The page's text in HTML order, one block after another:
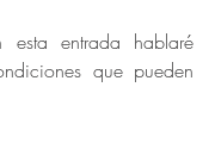
esta entrada hablaré
que pueden